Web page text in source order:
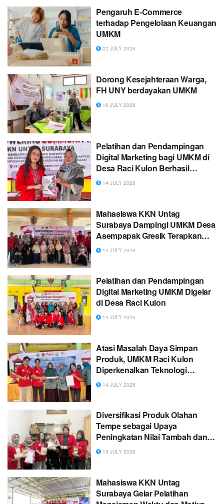
Pengaruh E-Commerce
terhadap Pengelolaan Keuangan
UMKM
22 JULY 2026
Dorong Kesejahteraan Warga,
FH UNY berdayakan UMKM
16 JULY 2026
Pelatihan dan Pendampingan
Digital Marketing bagi UMKM di
Desa Raci Kulon Berhasil
Tingkatkan Literasi Digital
14 JULY 2026
Mahasiswa KKN Untag
Surabaya Dampingi UMKM Desa
Asempapak Gresik Terapkan
Sistem Pembayaran QRIS
14 JULY 2026
Pelatihan dan Pendampingan
Digital Marketing UMKM Digelar
di Desa Raci Kulon
14 JULY 2026
Atasi Masalah Daya Simpan
Produk, UMKM Raci Kulon
Diperkenalkan Teknologi
Kemasan Vakum
14 JULY 2026
Diversifikasi Produk Olahan
Tempe sebagai Upaya
Peningkatan Nilai Tambah dan
Pendapatan UMKM Tempe Ibu
Gresik
13 JULY 2026
Mahasiswa KKN Untag
Surabaya Gelar Pelatihan